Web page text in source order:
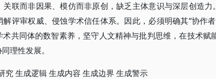
联而非因果、模仿而非原创，缺乏主体意识与深层创造力
评审权威、侵蚀学术信任体系。因此，必须明确其“协作
共同体的数智素养，坚守人文精神与批判思维，在技术赋
理性发展。
究 生成逻辑 生成内容 生成边界 生成警示